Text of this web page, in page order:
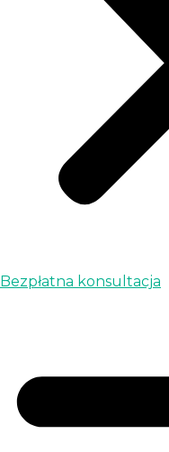
Bezpłatna konsultacja